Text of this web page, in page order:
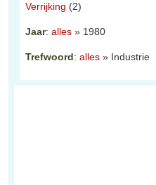
Verrijking (2)
Jaar: alles » 1980
Trefwoord: alles » Industrie